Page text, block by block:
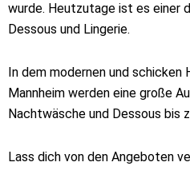
wurde. Heutzutage ist es einer
Dessous und Lingerie.
In dem modernen und schicken
Mannheim werden eine große
Nachtwäsche und Dessous bis
Lass dich von den Angeboten